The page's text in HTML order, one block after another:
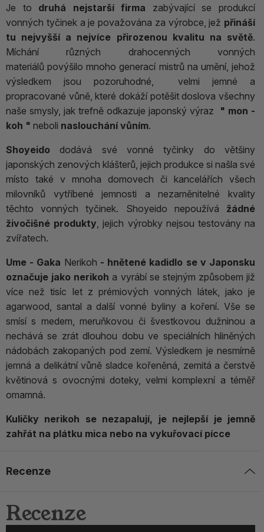
Je to druhá nejstarší firma zabývající se produkcí
vonných tyčinek a je považována za výrobce, jež přináší
tu nejvyšší a nejvíce přirozenou kvalitu na světě.
Míchání různých drahocenných vonných
materiálů povýšilo mnoho generací mistrů na umění, jehož
výsledkem jsou pozoruhodné, velmi jemné a
propracované vůně, které dokáží potěšit doslova všechny
naše smysly, jak trefně odkazuje japonský výraz " mon -
koh " neboli naslouchání vůním.
Shoyeido dodává své vonné tyčinky do většiny
japonských zenových klášterů, jejich produkce si našla své
místo také v mnoha domovech či kancelářích všech
milovníků vytříbené jemnosti a nezaměnitelné kvality
těchto vonných tyčinek. Shoyeido nepoužívá žádné
živočišné produkty, jejich výrobky nejsou testovány na
zvířatech.
Ume - Gaka Nerikoh - hnětené kadidlo se v Japonsku
označuje jako nerikoh a vyrábí se stejným způsobem již
více než tisíc let z prémiových vonných látek, jako je
agarwood, santal a další vonné byliny a koření. Vše se
smísí s medem, meruňkovou či švestkovou dužninou a
nechává se zrát dlouhou dobu ve speciálních hliněných
nádobách zakopaných pod zemí. Výsledkem je nesmírně
jemná a delikátní vůně sladce kořeněná, zemitá a čerstvě
květinová s ovocnými doteky, velmi komplexní a téměř
omamná.
Kuličky nerikoh se nezapalují, je nejlepší je jemně
zahřát na plátku mica nebo na vykuřovací pícce
Recenze
Recenze